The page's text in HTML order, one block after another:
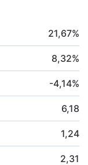
21,67%
8,32%
-4,14%
6,18
1,24
2,31